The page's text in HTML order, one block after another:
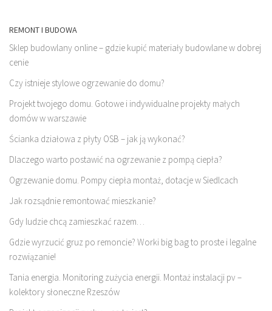
REMONT I BUDOWA
Sklep budowlany online – gdzie kupić materiały budowlane w dobrej
cenie
Czy istnieje stylowe ogrzewanie do domu?
Projekt twojego domu. Gotowe i indywidualne projekty małych
domów w warszawie
Ścianka działowa z płyty OSB – jak ją wykonać?
Dlaczego warto postawić na ogrzewanie z pompą ciepła?
Ogrzewanie domu. Pompy ciepła montaż, dotacje w Siedlcach
Jak rozsądnie remontować mieszkanie?
Gdy ludzie chcą zamieszkać razem…
Gdzie wyrzucić gruz po remoncie? Worki big bag to proste i legalne
rozwiązanie!
Tania energia. Monitoring zużycia energii. Montaż instalacji pv –
kolektory słoneczne Rzeszów